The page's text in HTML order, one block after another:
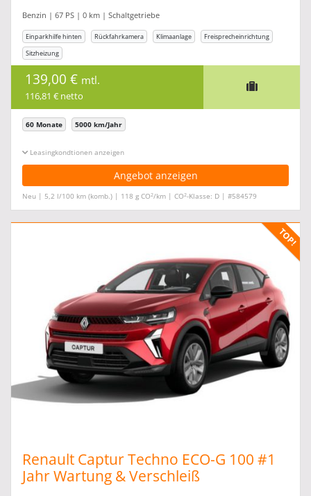
Benzin | 67 PS | 0 km | Schaltgetriebe
Einparkhilfe hinten Rückfahrkamera Klimaanlage
Freisprecheinrichtung
Sitzheizung
139,00 € mtl.
116,81 € netto
60 Monate 5000 km/Jahr
Leasingkonditionen ein-/ausblenden
Angebot anzeigen
Neu | 5,2 l/100 km (komb.) | 118 g CO2/km | CO2-Klasse: D | #584579
Renault Captur Techno ECO-G 100 #1
Jahr Wartung & Verschleiß